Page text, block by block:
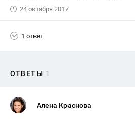
24 октября 2017
1 ответ
ОТВЕТЫ 1
Алена Краснова